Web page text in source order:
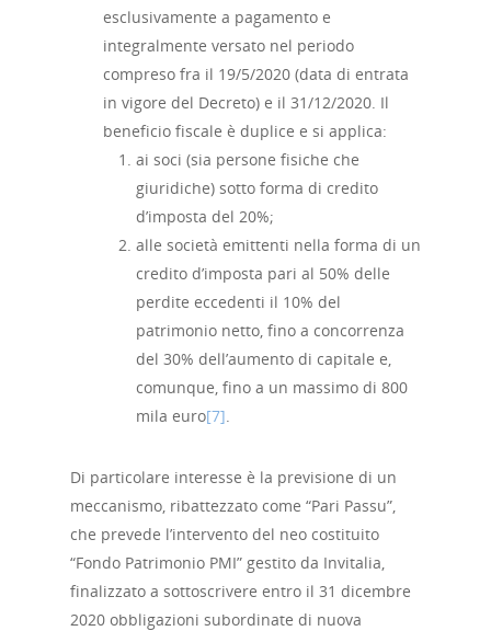
esclusivamente a pagamento e
integralmente versato nel periodo
compreso fra il 19/5/2020 (data di entrata
in vigore del Decreto) e il 31/12/2020. Il
beneficio fiscale è duplice e si applica:
ai soci (sia persone fisiche che
giuridiche) sotto forma di credito
d’imposta del 20%;
alle società emittenti nella forma di un
credito d’imposta pari al 50% delle
perdite eccedenti il 10% del
patrimonio netto, fino a concorrenza
del 30% dell’aumento di capitale e,
comunque, fino a un massimo di 800
mila euro[7].
Di particolare interesse è la previsione di un
meccanismo, ribattezzato come “Pari Passu”,
che prevede l’intervento del neo costituito
“Fondo Patrimonio PMI” gestito da Invitalia,
finalizzato a sottoscrivere entro il 31 dicembre
2020 obbligazioni subordinate di nuova